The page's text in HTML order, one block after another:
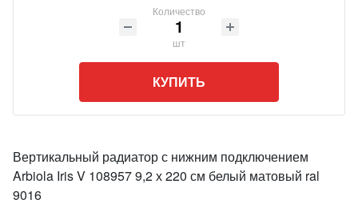
Количество
шт
КУПИТЬ
Вертикальный радиатор с нижним подключением
Arbiola Iris V 108957 9,2 х 220 см белый матовый ral
9016